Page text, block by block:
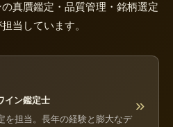
真贋鑑定・品質管理・銘柄選定
当しています。
イン鑑定士
を担当。長年の経験と膨大なデ
»